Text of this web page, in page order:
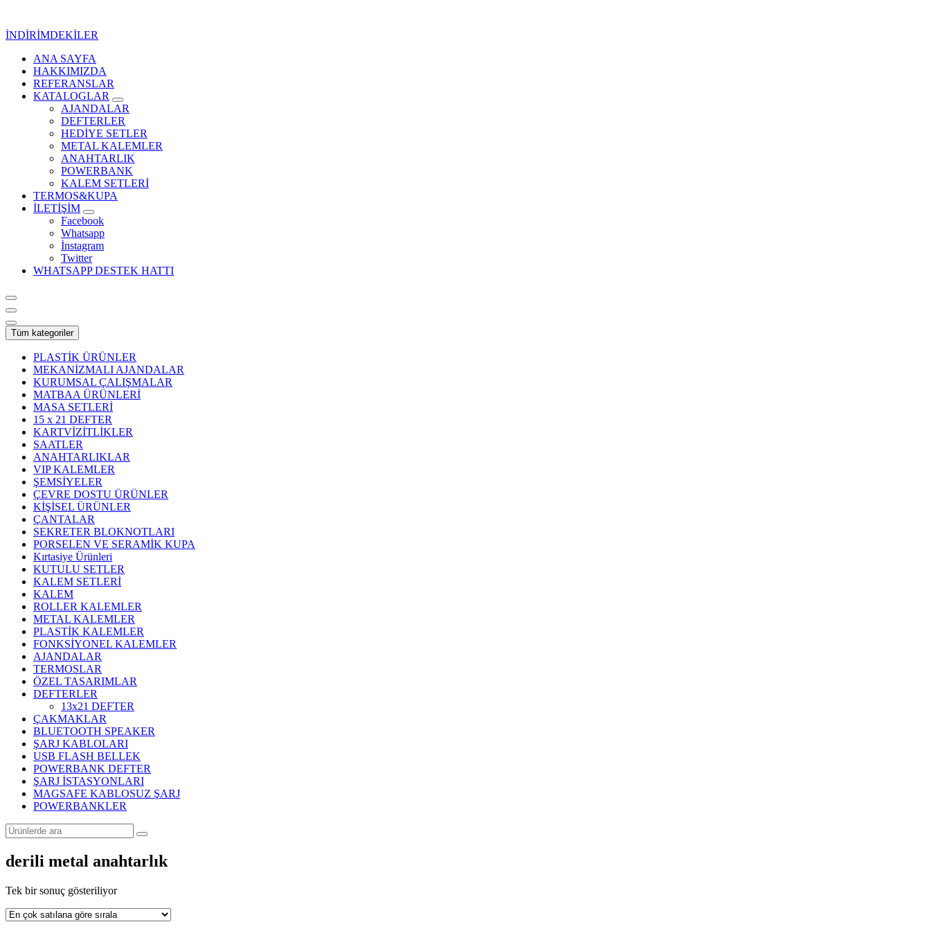
İNDİRİMDEKİLER
Kurumsal Promosyon-Hediyelik
ANA SAYFA
HAKKIMIZDA
REFERANSLAR
KATALOGLAR
AJANDALAR
DEFTERLER
HEDİYE SETLER
METAL KALEMLER
ANAHTARLIK
POWERBANK
KALEM SETLERİ
TERMOS&KUPA
İLETİŞİM
Facebook
Whatsapp
İnstagram
Twitter
WHATSAPP DESTEK HATTI
Tüm kategoriler
PLASTİK ÜRÜNLER
MEKANİZMALI AJANDALAR
KURUMSAL ÇALIŞMALAR
MATBAA ÜRÜNLERİ
MASA SETLERİ
15 x 21 DEFTER
KARTVİZİTLİKLER
SAATLER
ANAHTARLIKLAR
VIP KALEMLER
ŞEMSİYELER
ÇEVRE DOSTU ÜRÜNLER
KİŞİSEL ÜRÜNLER
ÇANTALAR
SEKRETER BLOKNOTLARI
PORSELEN VE SERAMİK KUPA
Kırtasiye Ürünleri
KUTULU SETLER
KALEM SETLERİ
KALEM
ROLLER KALEMLER
METAL KALEMLER
PLASTİK KALEMLER
FONKSİYONEL KALEMLER
AJANDALAR
TERMOSLAR
ÖZEL TASARIMLAR
DEFTERLER
13x21 DEFTER
ÇAKMAKLAR
BLUETOOTH SPEAKER
ŞARJ KABLOLARI
USB FLASH BELLEK
POWERBANK DEFTER
ŞARJ İSTASYONLARI
MAGSAFE KABLOSUZ ŞARJ
POWERBANKLER
derili metal anahtarlık
Tek bir sonuç gösteriliyor